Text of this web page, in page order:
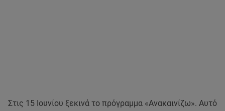
Στις 15 Ιουνίου ξεκινά το πρόγραμμα «Ανακαινίζω». Αυτό